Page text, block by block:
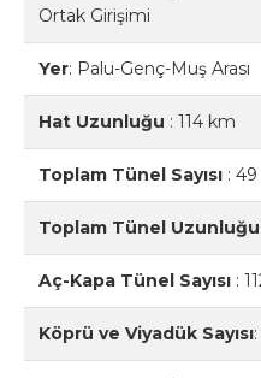
Ortak Girişimi
Yer: Palu-Genç-Muş Arası
Hat Uzunluğu : 114 km
Toplam Tünel Sayısı : 49
Toplam Tünel Uzunluğu
Aç-Kapa Tünel Sayısı :
Köprü ve Viyadük Sayısı: